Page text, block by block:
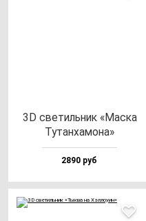
3D све­тиль­ник «Мас­ка
Тутан­ха­мо­на»
2890 руб